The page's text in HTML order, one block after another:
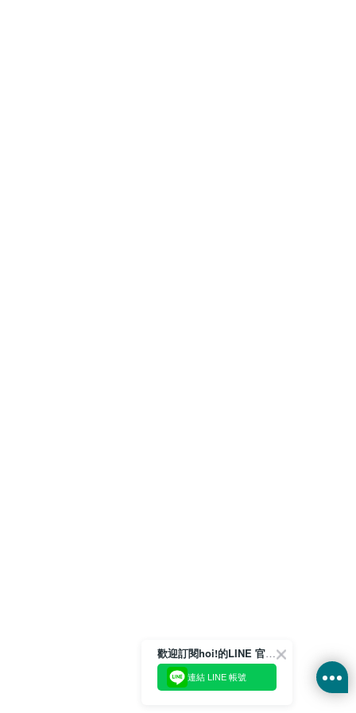
歡迎訂閱hoi!的LINE 官方帳號
連結 LINE 帳號